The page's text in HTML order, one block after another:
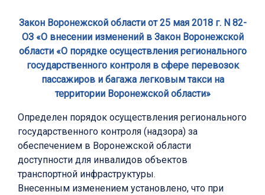
Закон Воронежской области от 25 мая 2018 г. N 82-
ОЗ «О внесении изменений в Закон Воронежской
области «О порядке осуществления регионального
государственного контроля в сфере перевозок
пассажиров и багажа легковым такси на
территории Воронежской области»
Определен порядок осуществления регионального
государственного контроля (надзора) за
обеспечением в Воронежской области
доступности для инвалидов объектов
транспортной инфраструктуры.
Внесенным изменением установлено, что при